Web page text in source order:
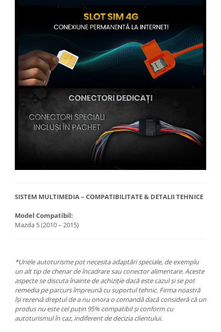
SISTEM MULTIMEDIA – COMPATIBILITATE & DETALII TEHNICE
Model Compatibil:
Mazda 5 (2010 – 2015)
*Unele autoturisme pot necesita adaptări speciale, de exemplu
un alt tip de chenar de încadrare sau conector alimentare. Aceste
aspecte se discuta înainte de achiziție dacă este cazul și se pot
remedia pe parcurs împreună cu suportul tehnic. Firma noastră
își rezervă dreptul de a nu onora o comandă dacă consideră că un
produs nu este cel puțin 95% compatibil și conform cu
autoturismul în caz, indiferent de decizia clientului.